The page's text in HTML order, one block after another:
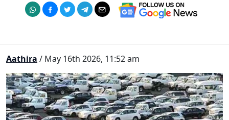
Aathira / May 16th 2026, 11:52 am